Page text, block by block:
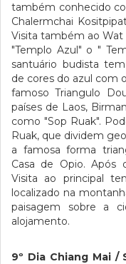
também conhecido
Chalermchai
Visita também ao Wat
"Templo Azul" o "
santuário budista
de cores do azul com
famoso Triangulo
países de Laos,
como "Sop Ruak".
Ruak, que dividem
a famosa forma
Casa de Opio. Após
Visita ao principal
localizado na
paisagem sobre a
alojamento.
9º Dia Chiang Mai